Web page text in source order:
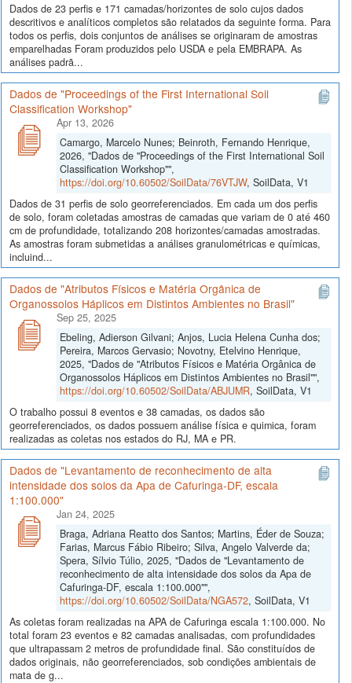
Dados de 23 perfis e 171 camadas/horizontes de solo cujos dados
descritivos e analíticos completos são relatados da seguinte forma. Para
todos os perfis, dois conjuntos de análises se originaram de amostras
emparelhadas Foram produzidos pelo USDA e pela EMBRAPA. As
análises padrã...
Dados de "Proceedings of the First International Soil
Classification Workshop"
Apr 13, 2026
Camargo, Marcelo Nunes; Beinroth, Fernando Henrique,
2026, "Dados de "Proceedings of the First International Soil
Classification Workshop"",
https://doi.org/10.60502/SoilData/76VTJW, SoilData, V1
Dados de 31 perfis de solo georreferenciados. Em cada um dos perfis
de solo, foram coletadas amostras de camadas que variam de 0 até 460
cm de profundidade, totalizando 208 horizontes/camadas amostradas.
As amostras foram submetidas a análises granulométricas e químicas,
incluind...
Dados de "Atributos Físicos e Matéria Orgânica de
Organossolos Háplicos em Distintos Ambientes no Brasil"
Sep 25, 2025
Ebeling, Adierson Gilvani; Anjos, Lucia Helena Cunha dos;
Pereira, Marcos Gervasio; Novotny, Etelvino Henrique,
2025, "Dados de "Atributos Físicos e Matéria Orgânica de
Organossolos Háplicos em Distintos Ambientes no Brasil"",
https://doi.org/10.60502/SoilData/ABJUMR, SoilData, V1
O trabalho possui 8 eventos e 38 camadas, os dados são
georreferenciados, os dados possuem análise física e quimica, foram
realizadas as coletas nos estados do RJ, MA e PR.
Dados de "Levantamento de reconhecimento de alta
intensidade dos solos da Apa de Cafuringa-DF, escala
1:100.000"
Jan 24, 2025
Braga, Adriana Reatto dos Santos; Martins, Éder de Souza;
Farias, Marcus Fábio Ribeiro; Silva, Angelo Valverde da;
Spera, Sílvio Túlio, 2025, "Dados de "Levantamento de
reconhecimento de alta intensidade dos solos da Apa de
Cafuringa-DF, escala 1:100.000"",
https://doi.org/10.60502/SoilData/NGA572, SoilData, V1
As coletas foram realizadas na APA de Cafuringa escala 1:100.000. No
total foram 23 eventos e 82 camadas analisadas, com profundidades
que ultrapassam 2 metros de profundidade final. São constituídos de
dados originais, não georreferenciados, sob condições ambientais de
mata de g...